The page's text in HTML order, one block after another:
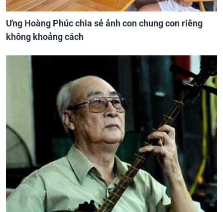
Ưng Hoàng Phúc chia sẻ ảnh con chung con riêng
không khoảng cách